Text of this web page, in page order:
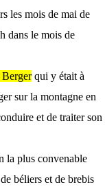
les mois de mai de
dans le mois de
Bergerqui y était à
sur la montagne en
et de traiter son
la plus convenable
béliers et de brebis